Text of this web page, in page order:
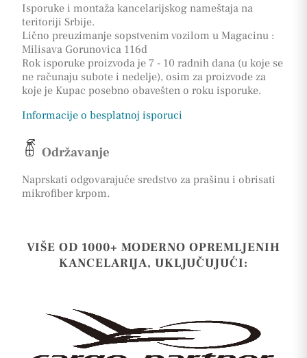
Isporuke i montaža kancelarijskog nameštaja na
teritoriji Srbije.
Lično preuzimanje sopstvenim vozilom u Magacinu :
Milisava Gorunovica 116d
Rok isporuke proizvoda je 7 - 10 radnih dana (u koje se
ne računaju subote i nedelje), osim za proizvode za
koje je Kupac posebno obavešten o roku isporuke.
Informacije o besplatnoj isporuci
Održavanje
Naprskati odgovarajuće sredstvo za prašinu i obrisati
mikrofiber krpom.
VIŠE OD 1000+ MODERNO OPREMLJENIH
KANCELARIJA, UKLJUČUJUĆI: